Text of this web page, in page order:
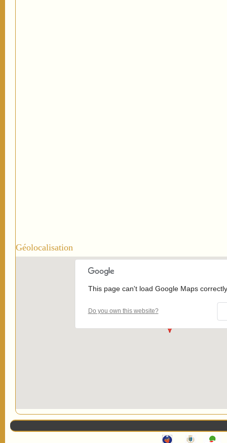
Géolocalisation
This page can't load Google Maps
Do you own this website?